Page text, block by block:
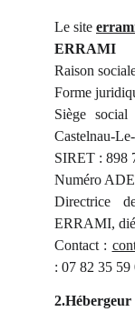
Le site
ERRAMI
Raison
Forme
Siège
Castelnau-
SIRET : 898
Numéro
Directrice
ERRAMI,
Contact :
: 07 82 35 59
2.Hébergeur